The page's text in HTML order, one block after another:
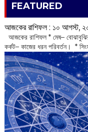
FEATURED
আজকের রাশিফল :‌ ‌‌১০ আগস্ট,
আজকের রাশিফল * মেষ–
কর্কট– কাজের ধরন পরিবর্তন। *